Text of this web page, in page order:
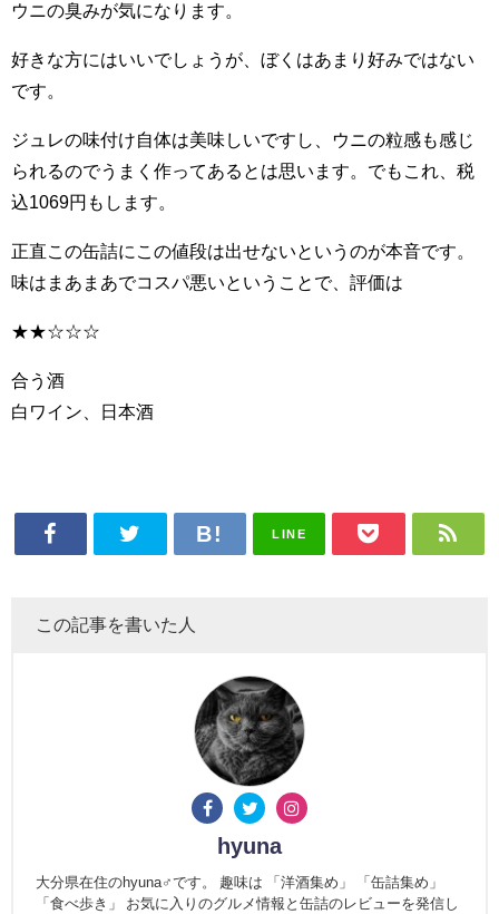
ウニの臭みが気になります。
好きな方にはいいでしょうが、ぼくはあまり好みではない
です。
ジュレの味付け自体は美味しいですし、ウニの粒感も感じ
られるのでうまく作ってあるとは思います。でもこれ、税
込1069円もします。
正直この缶詰にこの値段は出せないというのが本音です。
味はまあまあでコスパ悪いということで、評価は
★★☆☆☆
合う酒
白ワイン、日本酒
LINE
この記事を書いた人
hyuna
大分県在住のhyuna♂です。 趣味は 「洋酒集め」 「缶詰集め」
「食べ歩き」 お気に入りのグルメ情報と缶詰のレビューを発信し